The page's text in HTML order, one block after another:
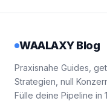
WAALAXY Blog
Praxisnahe Guides,
Strategien, null
Fülle deine Pipeline in